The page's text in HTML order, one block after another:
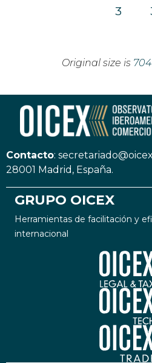
3
Original size is
Contacto:
28001 Madrid, España.
GRUPO OICEX
Herramientas de facilitación y
internacional